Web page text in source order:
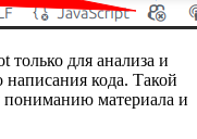
только для анализа и
написания кода. Такой
пониманию материала и